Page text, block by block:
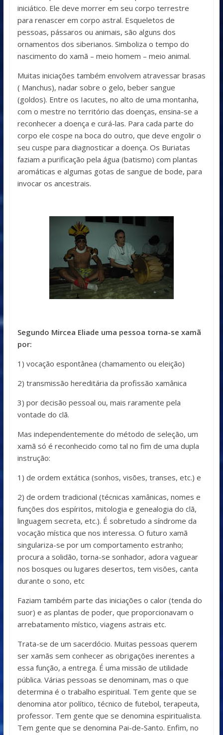
iniciático. Ele deve morrer em seu corpo terrestre
para renascer em corpo astral. Esqueletos de
pessoas, pássaros ou animais, são alguns dos
ornamentos dos siberianos. Simboliza o tempo do
nascimento do xamã – meio homem – meio animal.
Muitas iniciações também envolvem atravessar brasas
( Manchus), nadar sobre o gelo, beber sangue
(goldos). Entre os Iacutes, no alto de uma montanha,
com o mestre no território das doenças, ensina-se a
reconhecer a doença e curá-las. Para cada parte do
corpo ele cospe na boca do outro, que deve engolir o
seu cuspe para diagnosticar a doença. Os Buriatas
faziam a purificação pela água (batismo) com plantas
aromáticas e algumas gotas de sangue de bode, para
invocar os ancestrais.
Segundo Mircea Eliade uma pessoa torna-se xamã
por:
1) vocação espontânea (chamamento ou eleição)
2) transmissão hereditária da profissão xamânica
3) por decisão pessoal ou, mais raramente pela
vontade do clã.
Mas independentemente do método de seleção, um
xamã só é reconhecido como tal no fim de uma dupla
instrução:
1) de ordem extática (sonhos, visões, transes, etc.) e
2) de ordem tradicional (técnicas xamânicas, nomes e
funções dos espíritos, mitologia e genealogia do clã,
linguagem secreta, etc.). É sobretudo a síndrome da
vocação mística que nos interessa. O futuro xamã
singulariza-se por um comportamento estranho;
procura a solidão, torna-se sonhador, adora vaguear
nos bosques ou lugares desertos, tem visões, canta
durante o sono, etc
Faziam também parte das iniciações o calor (tenda do
suor) e as plantas de poder, que proporcionavam o
arrebatamento místico, viagens astrais etc.
Trata-se de um sacerdócio. Muitas pessoas querem
ser xamãs sem conhecer as obrigações inerentes a
essa função, a entrega. É uma missão de utilidade
pública. Várias pessoas se denominam, mas o que
determina é o trabalho espiritual. Tem gente que se
denomina ator político, técnico de futebol, terapeuta,
professor. Tem gente que se denomina espiritualista.
Tem gente que se denomina Pai-de-Santo. Enfim, no